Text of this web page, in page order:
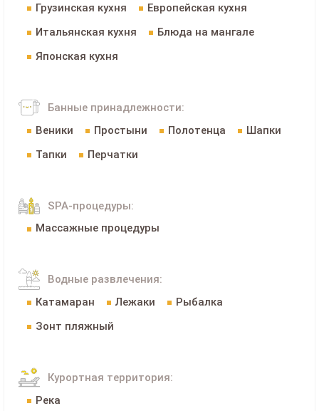
Грузинская кухня
Европейская кухня
Итальянская кухня
Блюда на мангале
Японская кухня
Банные принадлежности:
Веники
Простыни Полотенца
Шапки
Тапки
Перчатки
SPA-процедуры:
Массажные процедуры
Водные развлечения:
Катамаран
Лежаки
Рыбалка
Зонт пляжный
Курортная территория:
Река